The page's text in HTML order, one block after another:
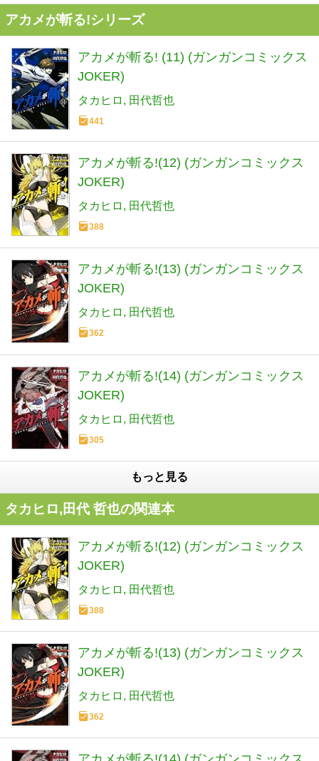
アカメが斬る!シリーズ
アカメが斬る! (11) (ガンガンコミックス
JOKER)
タカヒロ 田代哲也
441
アカメが斬る!(12) (ガンガンコミックス
JOKER)
タカヒロ 田代哲也
388
アカメが斬る!(13) (ガンガンコミックス
JOKER)
タカヒロ 田代哲也
362
アカメが斬る!(14) (ガンガンコミックス
JOKER)
タカヒロ 田代哲也
305
もっと見る
タカヒロ,田代 哲也の関連本
アカメが斬る!(12) (ガンガンコミックス
JOKER)
タカヒロ 田代哲也
388
アカメが斬る!(13) (ガンガンコミックス
JOKER)
タカヒロ 田代哲也
362